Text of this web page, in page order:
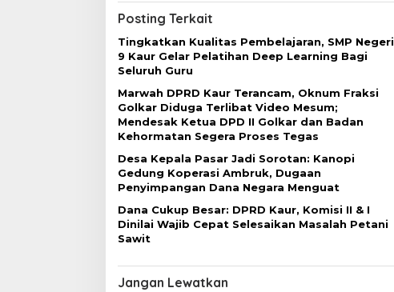
i
g
a
s
i
p
o
s
Posting Terkait
Tingkatkan Kualitas Pembelajaran, SMP Negeri
9 Kaur Gelar Pelatihan Deep Learning Bagi
Seluruh Guru
Marwah DPRD Kaur Terancam, Oknum Fraksi
Golkar Diduga Terlibat Video Mesum;
Mendesak Ketua DPD II Golkar dan Badan
Kehormatan Segera Proses Tegas
Desa Kepala Pasar Jadi Sorotan: Kanopi
Gedung Koperasi Ambruk, Dugaan
Penyimpangan Dana Negara Menguat
Dana Cukup Besar: DPRD Kaur, Komisi II & I
Dinilai Wajib Cepat Selesaikan Masalah Petani
Sawit
Jangan Lewatkan